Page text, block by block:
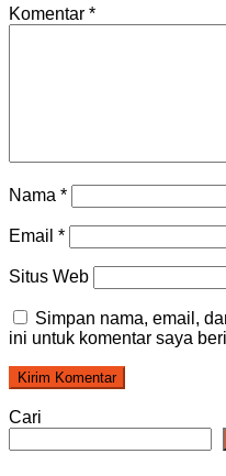
Komentar *
Nama *
Email *
Situs Web
Simpan nama, email,
ini untuk komentar saya
Cari